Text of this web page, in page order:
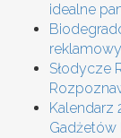
idealne
Słodycze
Kalendarz
Gadżetów